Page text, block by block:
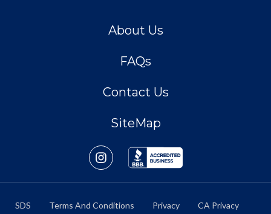
About Us
FAQs
Contact Us
SiteMap
SDS Terms And Conditions Privacy CA Privacy